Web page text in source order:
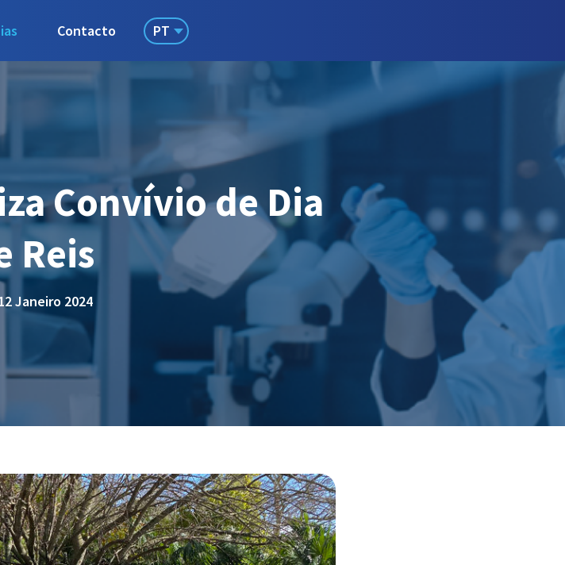
Contacto PT
Convívio de Dia
Reis
Janeiro 2024